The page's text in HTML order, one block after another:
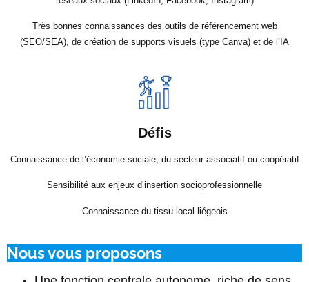
Très bonnes connaissances des outils de référencement web
(SEO/SEA), de création de supports visuels (type Canva) et de l’IA
Défis
Connaissance de l’économie sociale, du secteur associatif ou coopératif
Sensibilité aux enjeux d’insertion socioprofessionnelle
Connaissance du tissu local liégeois
Nous vous proposons